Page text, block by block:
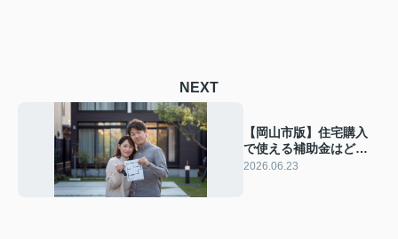
NEXT
【岡山市版】住宅購入
で使える補助金はどう
変わる？2026の最新制
2026.06.23